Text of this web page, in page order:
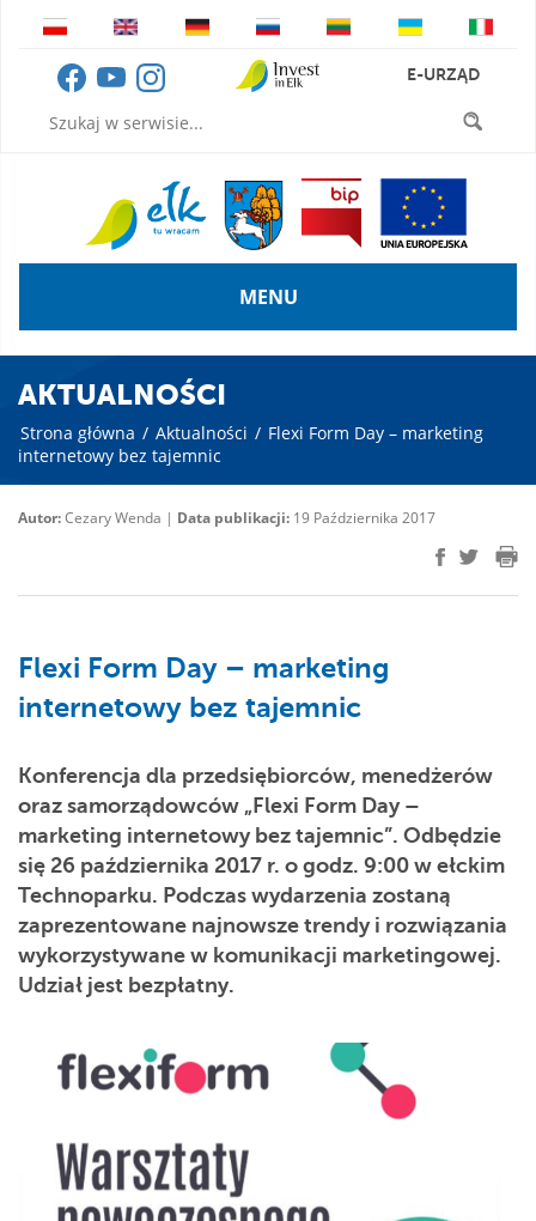
E-URZĄD
MENU
AKTUALNOŚCI
Strona główna / Aktualności / Flexi Form Day – marketing
internetowy bez tajemnic
Autor:Cezary Wenda | Data publikacji: 19 Października 2017
Flexi Form Day – marketing
internetowy bez tajemnic
Konferencja dla przedsiębiorców, menedżerów
oraz samorządowców „Flexi Form Day –
marketing internetowy bez tajemnic”. Odbędzie
się 26 października 2017 r. o godz. 9:00 w ełckim
Technoparku. Podczas wydarzenia zostaną
zaprezentowane najnowsze trendy i rozwiązania
wykorzystywane w komunikacji marketingowej.
Udział jest bezpłatny.